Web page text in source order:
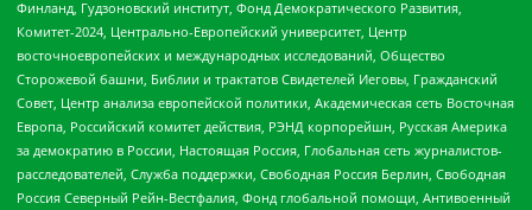
Финланд, Гудзоновский институт, Фонд Демократического Развития,
Комитет-2024, Центрально-Европейский университет, Центр
восточноевропейских и международных исследований, Общество
Сторожевой башни, Библии и трактатов Свидетелей Иеговы, Гражданский
Совет, Центр анализа европейской политики, Академическая сеть Восточная
Европа, Российский комитет действия, РЭНД корпорейшн, Русская Америка
за демократию в России, Настоящая Россия, Глобальная сеть журналистов-
расследователей, Служба поддержки, Свободная Россия Берлин, Свободная
Россия Северный Рейн-Вестфалия, Фонд глобальной помощи, Антивоенный